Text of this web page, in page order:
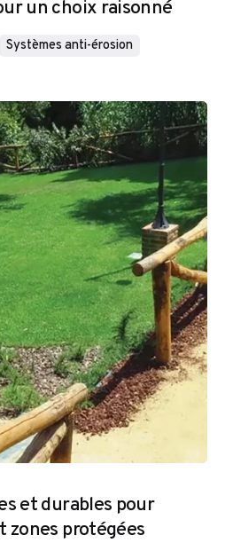
un choix raisonné
Systèmes anti-érosion
et durables pour
zones protégées